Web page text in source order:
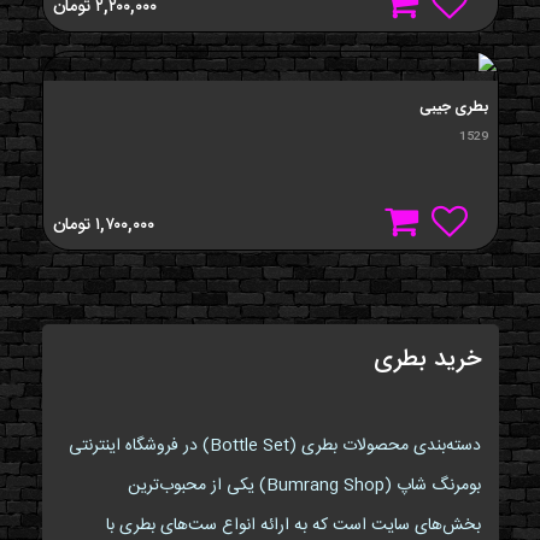
۲,۲۰۰,۰۰۰تومان
بطری جیبی
1529
۱,۷۰۰,۰۰۰تومان
خرید بطری
دسته‌بندی محصولات بطری (Bottle Set) در فروشگاه اینترنتی
بومرنگ شاپ (Bumrang Shop) یکی از محبوب‌ترین
بخش‌های سایت است که به ارائه انواع ست‌های بطری با